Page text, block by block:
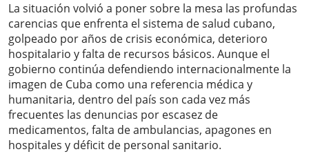
La situación volvió a poner sobre la mesa las profundas
carencias que enfrenta el sistema de salud cubano,
golpeado por años de crisis económica, deterioro
hospitalario y falta de recursos básicos. Aunque el
gobierno continúa defendiendo internacionalmente la
imagen de Cuba como una referencia médica y
humanitaria, dentro del país son cada vez más
frecuentes las denuncias por escasez de
medicamentos, falta de ambulancias, apagones en
hospitales y déficit de personal sanitario.